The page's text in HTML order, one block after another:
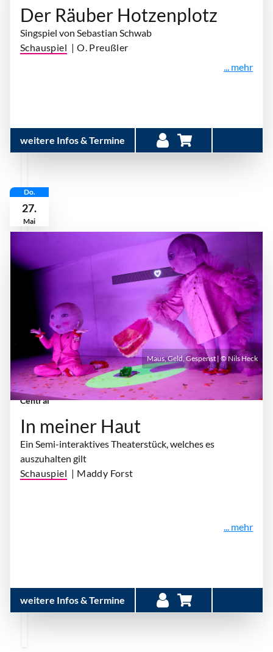
Der Räuber Hotzenplotz
Singspiel von Sebastian Schwab
Schauspiel | O. Preußler
... mehr
weitere Infos & Termine
Do.
27.
Mai
Donnerstag, 27. Mai 2027 | 19:30 Uhr
| Cafe
Central
In meiner Haut
Ein Semi-interaktives Theaterstück, welches es
auszuhalten gilt
Schauspiel | Maddy Forst
... mehr
weitere Infos & Termine
Maus, Geld, Gespenst | © Nils Heck